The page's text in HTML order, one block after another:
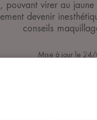
pouvant virer au jaune
devenir
conseils
Mise à jour le 24/
Corriger